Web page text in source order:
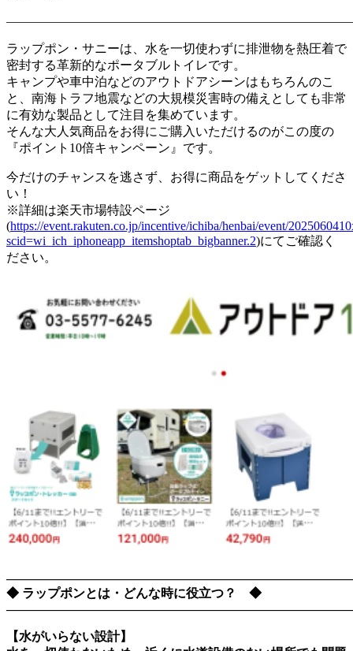
ラップポン・サニーは、水を一切使わずに排泄物を熱圧着で
密封する革新的なポータブルトイレです。
キャンプや車中泊などのアウトドアシーンはもちろんのこ
と、南海トラフ地震などの大規模災害時の備えとしても非常
に有効な製品として注目を集めています。
そんな大人気商品をお得にご購入いただけるのがこの度の
『ポイント10倍キャンペーン』です。
今だけのチャンスを逃さず、お得に商品をゲットしてくださ
い！
※詳細は楽天市場特設ページ
(https://event.rakuten.co.jp/incentive/ichiba/henbai/event/
scid=wi_ich_iphoneapp_itemshoptab_bigbanner.2)にてご確認く
ださい。
◆ ラップポンとは・どんな時に役立つ？ ◆
【水がいらない設計】